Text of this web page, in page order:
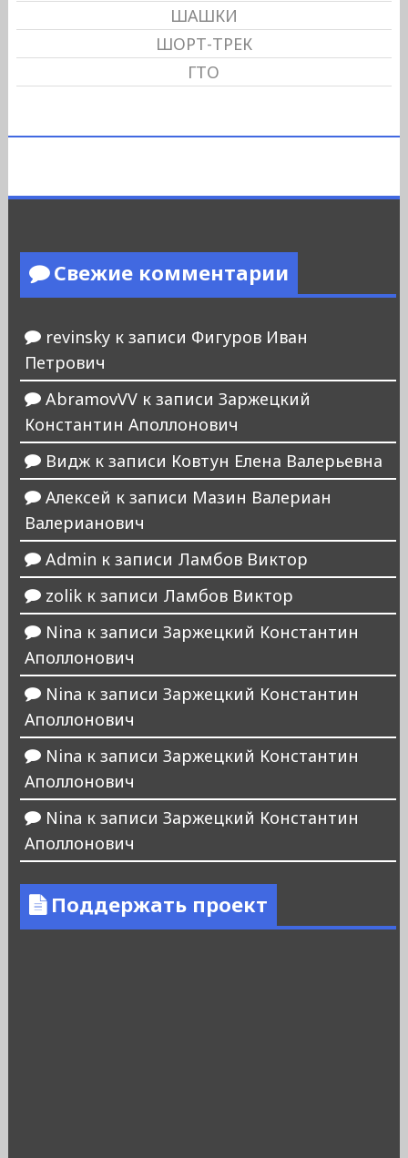
ШАШКИ
ШОРТ-ТРЕК
ГТО
Свежие комментарии
revinskyк записи Фигуров Иван
Петрович
AbramovVVк записи Заржецкий
Константин Аполлонович
Виджк записи Ковтун Елена Валерьевна
Алексей к записи Мазин Валериан
Валерианович
Admin к записи Ламбов Виктор
zolikк записи Ламбов Виктор
Nina к записи Заржецкий Константин
Аполлонович
Nina к записи Заржецкий Константин
Аполлонович
Nina к записи Заржецкий Константин
Аполлонович
Nina к записи Заржецкий Константин
Аполлонович
Поддержать проект